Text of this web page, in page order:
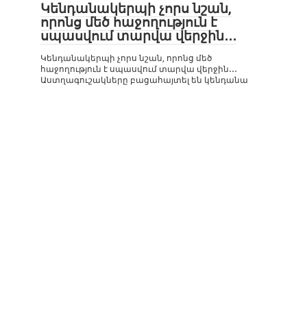
Կենդանակերպի չորս նշան,
որոնց մեծ հաջողություն է
սպասվում տարվա վերջին․․․
Կենդանակերպի չորս նշան, որոնց մեծ
հաջողություն է սպասվում տարվա վերջին․․․
Աստղագուշակները բացահայտել են կենդանա